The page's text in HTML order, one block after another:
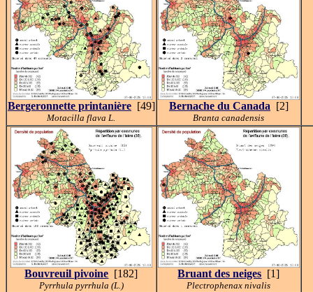
Bergeronnette printanière [49]
Motacilla flava L.
Bernache du Canada [2]
Branta canadensis
Bouvreuil pivoine [182]
Pyrrhula pyrrhula (L.)
Bruant des neiges [1]
Plectrophenax nivalis